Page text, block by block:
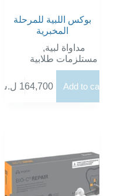
بوكس اللبية للمرحلة
المخبرية
مداواة لبية,
مستلزمات طلابية
164,700 ل.س Add to cart